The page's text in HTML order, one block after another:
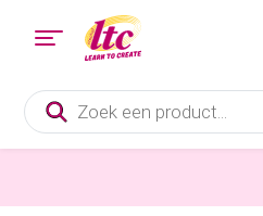
Producten
zoeken